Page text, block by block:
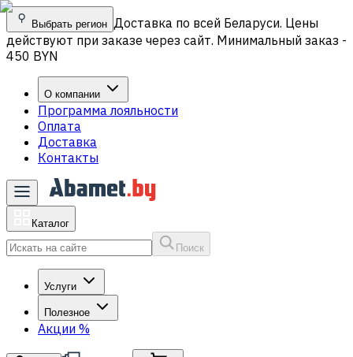
Выбрать регион Доставка по всей Беларуси. Цены
действуют при заказе через сайт. Минимальный заказ -
450 BYN
О компании
Программа лояльности
Оплата
Доставка
Контакты
Каталог
Поиск
Услуги
Полезное
Акции %